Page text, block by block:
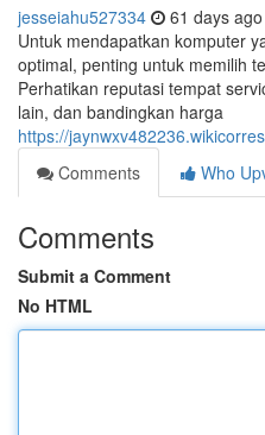
jesseiahu527334 61 days ago
Untuk mendapatkan komputer
optimal, penting untuk memilih
Perhatikan reputasi tempat
lain, dan bandingkan harga
https://
Comments
Who
Comments
Submit a Comment
No HTML